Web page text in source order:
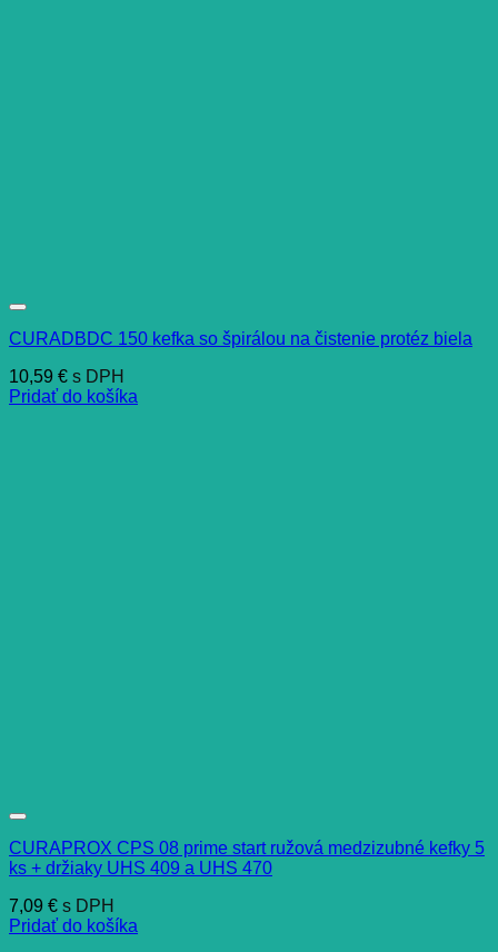
CURADBDC 150 kefka so špirálou na čistenie protéz biela
10,59 € s DPH
Pridať do košíka
CURAPROX CPS 08 prime start ružová medzizubné kefky 5
ks + držiaky UHS 409 a UHS 470
7,09 € s DPH
Pridať do košíka